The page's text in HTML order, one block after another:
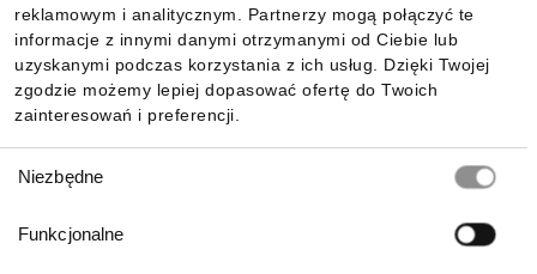
reklamowym i analitycznym. Partnerzy mogą połączyć te
informacje z innymi danymi otrzymanymi od Ciebie lub
uzyskanymi podczas korzystania z ich usług. Dzięki Twojej
zgodzie możemy lepiej dopasować ofertę do Twoich
zainteresowań i preferencji.
zgody
Niezbędne
Funkcjonalne
Pobierz naszą aplikację mobilną: